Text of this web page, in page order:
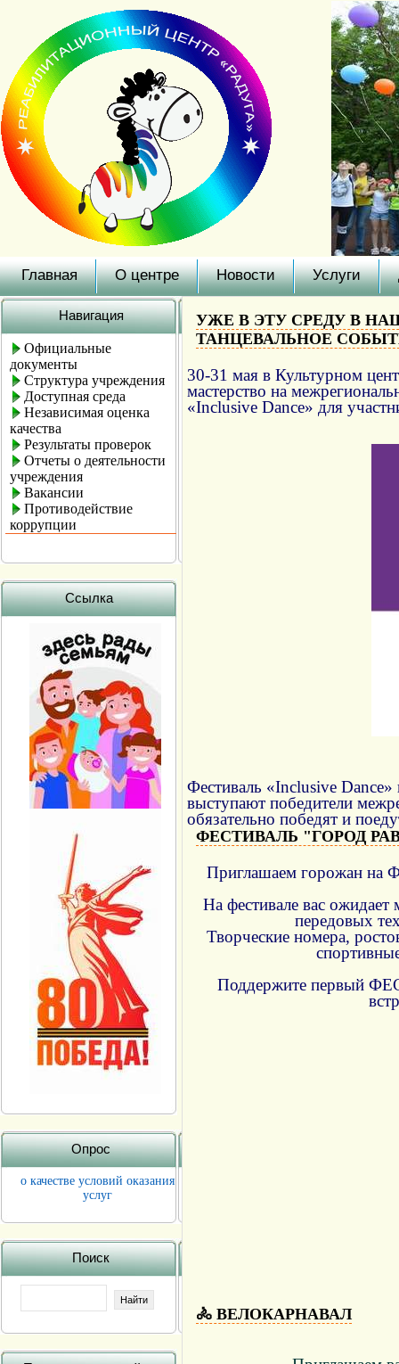
Главная О центре Новости Услуги
Навигация
Официальные
документы
Структура учреждения
Доступная среда
Независимая оценка
качества
Результаты проверок
Отчеты о деятельности
учреждения
Вакансии
Противодействие
коррупции
Ссылка
Опрос
о качестве условий оказания
услуг
Поиск
УЖЕ В ЭТУ СРЕДУ В
ТАНЦЕВАЛЬНОЕ
30-31 мая в Культурном
мастерство на
«Inclusive Dance» для
Фестиваль «Inclusive
выступают победители
обязательно победят и
ФЕСТИВАЛЬ "ГОРОД
Приглашаем горожан
На фестивале вас ожидает
передовых
Творческие номера,
Поддержите
🚴 ВЕЛОКАРНАВАЛ